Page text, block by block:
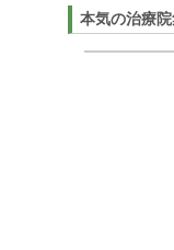
本気の治療